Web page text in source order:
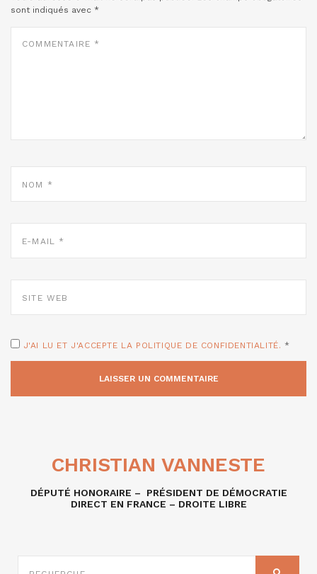
sont indiqués avec *
MAIL
WEB
J'AI LU ET J'ACCEPTE LA POLITIQUE DE CONFIDENTIALITÉ. *
CHRISTIAN VANNESTE
DÉPUTÉ HONORAIRE – PRÉSIDENT DE DÉMOCRATIE
DIRECT EN FRANCE – DROITE LIBRE
SUR